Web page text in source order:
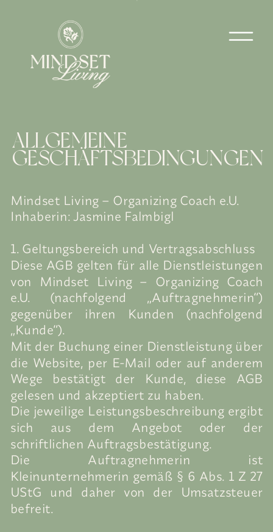
Mindset Living – Organizing Coach e.U.
Inhaberin: Jasmine Falmbigl
1. Geltungsbereich und Vertragsabschluss
Diese AGB gelten für alle Dienstleistungen
von Mindset Living – Organizing Coach
e.U. (nachfolgend „Auftragnehmerin“)
gegenüber ihren Kunden (nachfolgend
„Kunde“).
Mit der Buchung einer Dienstleistung über
die Website, per E-Mail oder auf anderem
Wege bestätigt der Kunde, diese AGB
gelesen und akzeptiert zu haben.
Die jeweilige Leistungsbeschreibung ergibt
sich aus dem Angebot oder der
schriftlichen Auftragsbestätigung.
Die Auftragnehmerin ist
Kleinunternehmerin gemäß § 6 Abs. 1 Z 27
UStG und daher von der Umsatzsteuer
befreit.
ALLGEMEINE
GESCHÄFTSBEDINGUNGEN